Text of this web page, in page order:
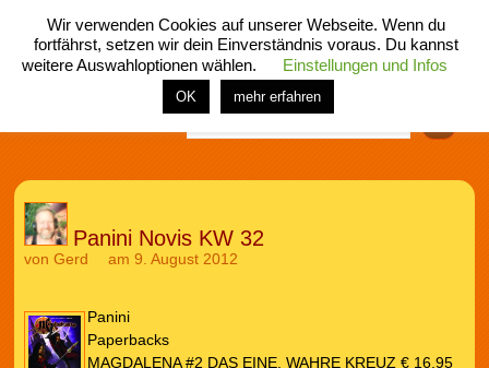
menü
home rubrik buch comic spiel fotos shop
Panini Novis KW 32
von Gerd am 9. August 2012
Panini
Paperbacks
MAGDALENA #2 DAS EINE, WAHRE KREUZ € 16,95
Wir verwenden Cookies auf unserer Webseite. Wenn du
fortfährst, setzen wir dein Einverständnis voraus. Du kannst
weitere Auswahloptionen wählen.
Einstellungen und Infos
OK mehr erfahren